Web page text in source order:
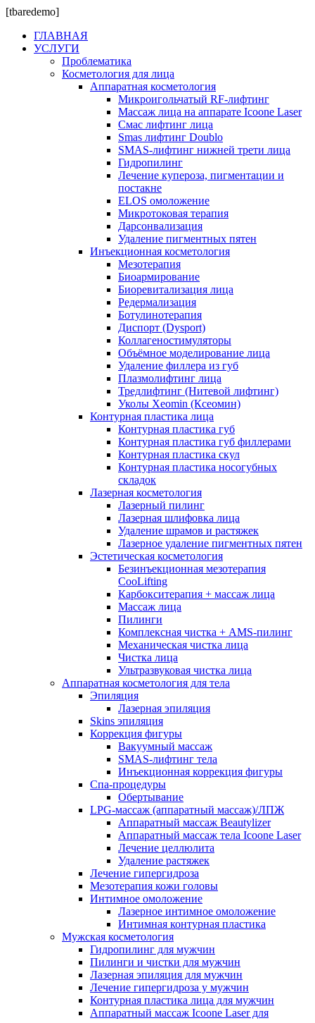
[tbaredemo]
ГЛАВНАЯ
УСЛУГИ
Проблематика
Косметология для лица
Аппаратная косметология
Микроигольчатый RF-лифтинг
Массаж лица на аппарате Icoone Laser
Смас лифтинг лица
Smas лифтинг Doublo
SMAS-лифтинг нижней трети лица
Гидропилинг
Лечение купероза, пигментации и
постакне
ELOS омоложение
Микротоковая терапия
Дарсонвализация
Удаление пигментных пятен
Инъекционная косметология
Мезотерапия
Биоармирование
Биоревитализация лица
Редермализация
Ботулинотерапия
Диспорт (Dysport)
Коллагеностимуляторы
Объёмное моделирование лица
Удаление филлера из губ
Плазмолифтинг лица
Тредлифтинг (Нитевой лифтинг)
Уколы Xeomin (Ксеомин)
Контурная пластика лица
Контурная пластика губ
Контурная пластика губ филлерами
Контурная пластика скул
Контурная пластика носогубных
складок
Лазерная косметология
Лазерный пилинг
Лазерная шлифовка лица
Удаление шрамов и растяжек
Лазерное удаление пигментных пятен
Эстетическая косметология
Безинъекционная мезотерапия
CooLifting
Карбокситерапия + массаж лица
Массаж лица
Пилинги
Комплексная чистка + AMS-пилинг
Механическая чистка лица
Чистка лица
Ультразвуковая чистка лица
Аппаратная косметология для тела
Эпиляция
Лазерная эпиляция
Skins эпиляция
Коррекция фигуры
Вакуумный массаж
SMAS-лифтинг тела
Инъекционная коррекция фигуры
Спа-процедуры
Обертывание
LPG-массаж (аппаратный массаж)/ЛПЖ
Аппаратный массаж Beautylizer
Аппаратный массаж тела Icoone Laser
Лечение целлюлита
Удаление растяжек
Лечение гипергидроза
Мезотерапия кожи головы
Интимное омоложение
Лазерное интимное омоложение
Интимная контурная пластика
Мужская косметология
Гидропилинг для мужчин
Пилинги и чистки для мужчин
Лазерная эпиляция для мужчин
Лечение гипергидроза у мужчин
Контурная пластика лица для мужчин
Аппаратный массаж Icoone Laser для